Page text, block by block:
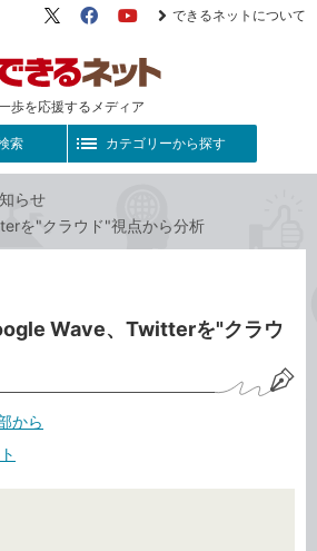
歩を応援するメディア
X（旧
FacebookYouTube
できるネットについて
索 カテゴリーから探す
らせ
を"クラウド"視点から分析
Wave、Twitterを"クラウ
から